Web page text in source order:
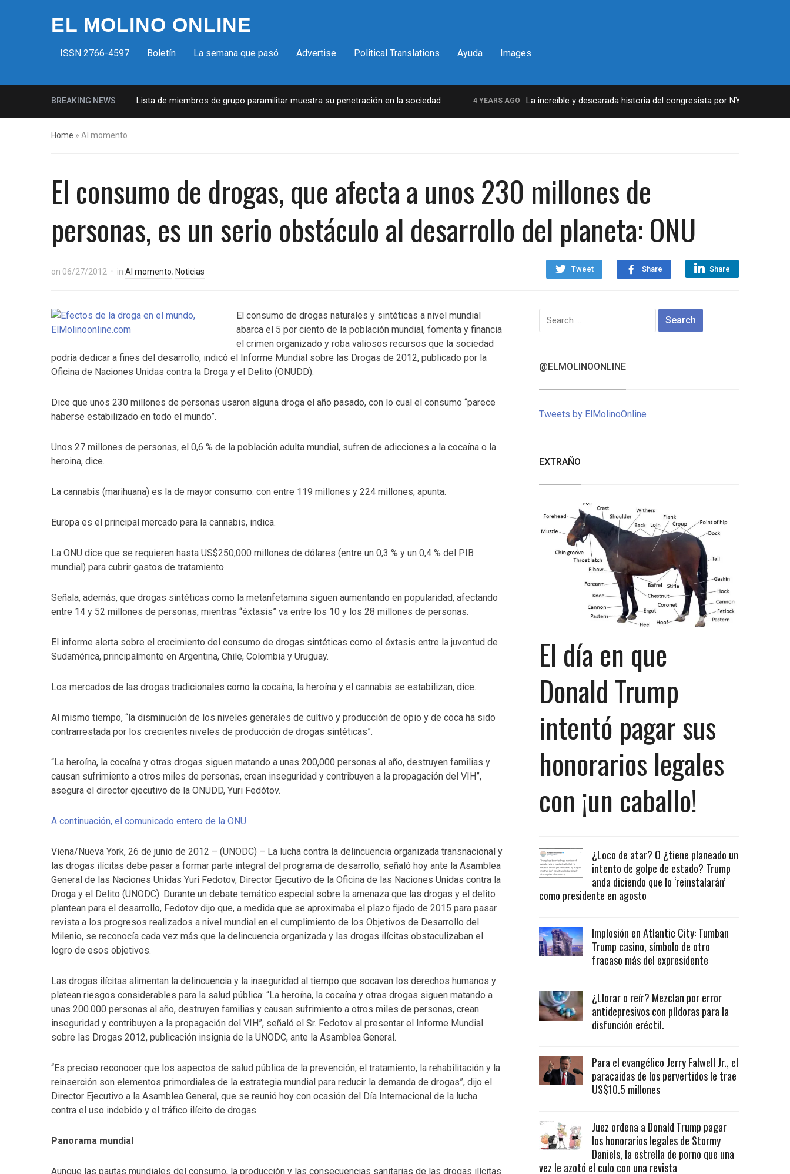
EL MOLINO ONLINE
ISSN 2766-4597 Boletín La semana que pasó Advertise Political Translations Ayuda Images
BREAKING NEWS
Milicias fascistas en EUA: Lista de miembros de grupo paramilitar muestra su penetración en la sociedad 4 YEARS AGO La increíble y descarada historia del congresista por NY George Santos
Home » Al momento
El consumo de drogas, que afecta a unos 230 millones de
personas, es un serio obstáculo al desarrollo del planeta: ONU
Tweet Share Share
on 06/27/2012 in Al momento, Noticias
El consumo de drogas naturales y sintéticas a nivel mundial
abarca el 5 por ciento de la población mundial, fomenta y financia
el crimen organizado y roba valiosos recursos que la sociedad
podría dedicar a fines del desarrollo, indicó el Informe Mundial sobre las Drogas de 2012, publicado por la
Oficina de Naciones Unidas contra la Droga y el Delito (ONUDD).
Dice que unos 230 millones de personas usaron alguna droga el año pasado, con lo cual el consumo “parece
haberse estabilizado en todo el mundo”.
Unos 27 millones de personas, el 0,6 % de la población adulta mundial, sufren de adicciones a la cocaína o la
heroina, dice.
La cannabis (marihuana) es la de mayor consumo: con entre 119 millones y 224 millones, apunta.
Europa es el principal mercado para la cannabis, indica.
La ONU dice que se requieren hasta US$250,000 millones de dólares (entre un 0,3 % y un 0,4 % del PIB
mundial) para cubrir gastos de tratamiento.
Señala, además, que drogas sintéticas como la metanfetamina siguen aumentando en popularidad, afectando
entre 14 y 52 millones de personas, mientras “éxtasis” va entre los 10 y los 28 millones de personas.
El informe alerta sobre el crecimiento del consumo de drogas sintéticas como el éxtasis entre la juventud de
Sudamérica, principalmente en Argentina, Chile, Colombia y Uruguay.
Los mercados de las drogas tradicionales como la cocaína, la heroína y el cannabis se estabilizan, dice.
Al mismo tiempo, “la disminución de los niveles generales de cultivo y producción de opio y de coca ha sido
contrarrestada por los crecientes niveles de producción de drogas sintéticas”.
“La heroína, la cocaína y otras drogas siguen matando a unas 200,000 personas al año, destruyen familias y
causan sufrimiento a otros miles de personas, crean inseguridad y contribuyen a la propagación del VIH”,
asegura el director ejecutivo de la ONUDD, Yuri Fedótov.
A continuación, el comunicado entero de la ONU
Viena/Nueva York, 26 de junio de 2012 – (UNODC) – La lucha contra la delincuencia organizada transnacional y
las drogas ilícitas debe pasar a formar parte integral del programa de desarrollo, señaló hoy ante la Asamblea
General de las Naciones Unidas Yuri Fedotov, Director Ejecutivo de la Oficina de las Naciones Unidas contra la
Droga y el Delito (UNODC). Durante un debate temático especial sobre la amenaza que las drogas y el delito
plantean para el desarrollo, Fedotov dijo que, a medida que se aproximaba el plazo fijado de 2015 para pasar
revista a los progresos realizados a nivel mundial en el cumplimiento de los Objetivos de Desarrollo del
Milenio, se reconocía cada vez más que la delincuencia organizada y las drogas ilícitas obstaculizaban el
logro de esos objetivos.
Las drogas ilícitas alimentan la delincuencia y la inseguridad al tiempo que socavan los derechos humanos y
platean riesgos considerables para la salud pública: “La heroína, la cocaína y otras drogas siguen matando a
unas 200.000 personas al año, destruyen familias y causan sufrimiento a otros miles de personas, crean
inseguridad y contribuyen a la propagación del VIH”, señaló el Sr. Fedotov al presentar el Informe Mundial
sobre las Drogas 2012, publicación insignia de la UNODC, ante la Asamblea General.
“Es preciso reconocer que los aspectos de salud pública de la prevención, el tratamiento, la rehabilitación y la
reinserción son elementos primordiales de la estrategia mundial para reducir la demanda de drogas”, dijo el
Director Ejecutivo a la Asamblea General, que se reunió hoy con ocasión del Día Internacional de la lucha
contra el uso indebido y el tráfico ilícito de drogas.
Panorama mundial
Aunque las pautas mundiales del consumo, la producción y las consecuencias sanitarias de las drogas ilícitas
Search
for:
@ELMOLINOONLINE
Tweets by ElMolinoOnline
EXTRAÑO
El día en que
Donald Trump
intentó pagar sus
honorarios legales
con ¡un caballo!
¿Loco de atar? O ¿tiene planeado un
intento de golpe de estado? Trump
anda diciendo que lo ‘reinstalarán’
como presidente en agosto
Implosión en Atlantic City: Tumban
Trump casino, símbolo de otro
fracaso más del expresidente
¿Llorar o reír? Mezclan por error
antidepresivos con píldoras para la
disfunción eréctil.
Para el evangélico Jerry Falwell Jr., el
paracaidas de los pervertidos le trae
US$10.5 millones
Juez ordena a Donald Trump pagar
los honorarios legales de Stormy
Daniels, la estrella de porno que una
vez le azotó el culo con una revista